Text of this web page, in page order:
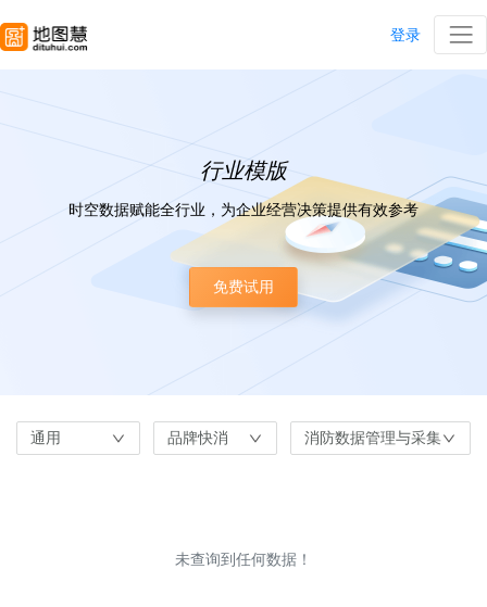
登录
行业模版
时空数据赋能全行业，为企业经营决策提供有效参考
免费试用
通用 品牌快消 消防数据管理与采集
未查询到任何数据！